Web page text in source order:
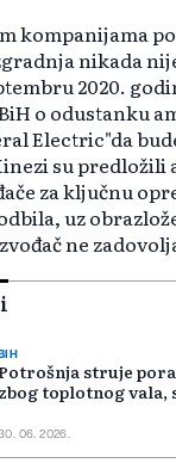
kompanijama
nikada
2020.
o odustanku
Electric"da
su predložili
za ključnu
uz
ne
BIH
struje
zbog toplotnog vala,
06. 2026.